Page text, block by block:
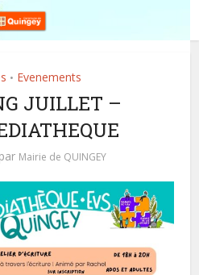
• Evenements
JUILLET –
par Mairie de QUINGEY